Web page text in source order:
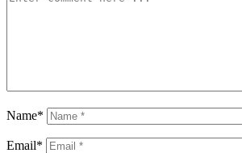
Name*
Email*